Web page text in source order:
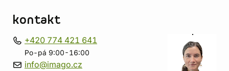
kontakt
+420 774 421 641
Po-pá 9:00-16:00
info@imago.cz